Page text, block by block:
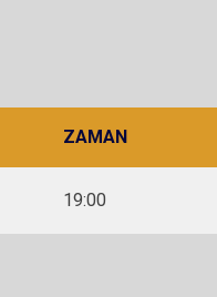
ZAMAN
19:00